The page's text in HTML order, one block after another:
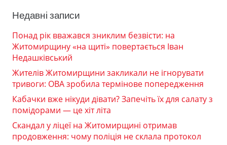
Недавні записи
Понад рік вважався зниклим безвісти: на
Житомирщину «на щиті» повертається Іван
Недашківський
Жителів Житомирщини закликали не ігнорувати
тривоги: ОВА зробила термінове попередження
Кабачки вже нікуди дівати? Запечіть їх для салату з
помідорами — це хіт літа
Скандал у ліцеї на Житомирщині отримав
продовження: чому поліція не склала протокол